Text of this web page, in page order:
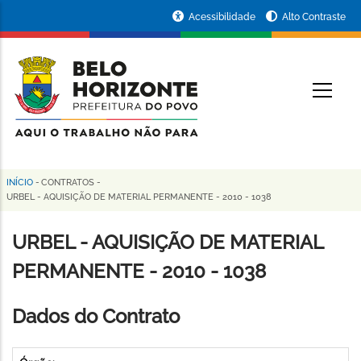
conteúdo
principal
da
Prefeitura
de
Horizonte
Acessibilidade Alto Contraste
Trilha
navegação
INÍCIO - CONTRATOS -
URBEL - AQUISIÇÃO DE MATERIAL PERMANENTE - 2010 - 1038
URBEL - AQUISIÇÃO DE MATERIAL
PERMANENTE - 2010 - 1038
Dados do Contrato